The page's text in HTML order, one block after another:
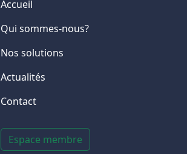
Accueil
Qui sommes-nous?
Nos solutions
Actualités
Contact
Espace membre